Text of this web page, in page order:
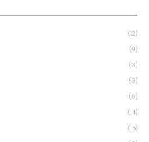
(12)
(9)
(3)
(3)
(6)
(14)
(15)